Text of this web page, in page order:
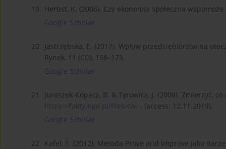
19. Herbst, K. (2006). Czy ekonomia społeczna
Google Scholar
20. Jastrzębska, E. (2017). Wpływ przedsiębiorstw na
Rynek, 11 (CD), 158–173.
Google Scholar
21. Juraszek-Kopacz, B. & Tyrowicz, J. (2008). Zmierzyć,
https://fakty.ngo.pl/files/civ...
(access: 12.11.2019).
Google Scholar
22. Kafel, T. (2012). Metoda Prove and Improve jako